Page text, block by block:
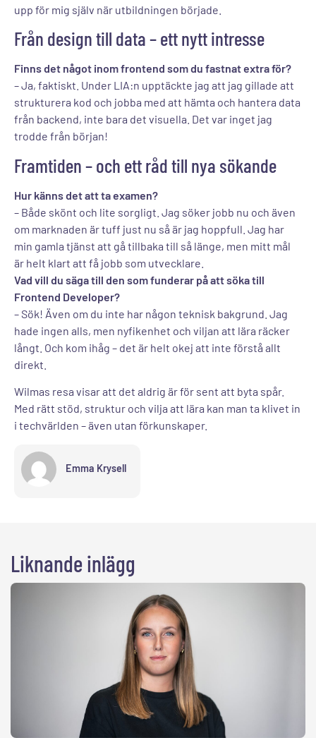
upp för mig själv när utbildningen började.
Från design till data – ett nytt intresse
Finns det något inom frontend som du fastnat extra för?
– Ja, faktiskt. Under LIA:n upptäckte jag att jag gillade att
strukturera kod och jobba med att hämta och hantera data
från backend, inte bara det visuella. Det var inget jag
trodde från början!
Framtiden – och ett råd till nya sökande
Hur känns det att ta examen?
– Både skönt och lite sorgligt. Jag söker jobb nu och även
om marknaden är tuff just nu så är jag hoppfull. Jag har
min gamla tjänst att gå tillbaka till så länge, men mitt mål
är helt klart att få jobb som utvecklare.
Vad vill du säga till den som funderar på att söka till
Frontend Developer?
– Sök! Även om du inte har någon teknisk bakgrund. Jag
hade ingen alls, men nyfikenhet och viljan att lära räcker
långt. Och kom ihåg – det är helt okej att inte förstå allt
direkt.
Wilmas resa visar att det aldrig är för sent att byta spår.
Med rätt stöd, struktur och vilja att lära kan man ta klivet in
i techvärlden – även utan förkunskaper.
Emma Krysell
Liknande inlägg